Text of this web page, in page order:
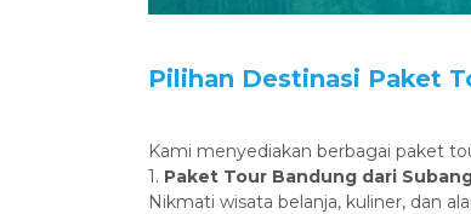
‎Pilihan Destinasi Paket
‎Kami menyediakan berbagai paket
‎1. Paket Tour Bandung dari
‎Nikmati wisata belanja, kuliner, dan